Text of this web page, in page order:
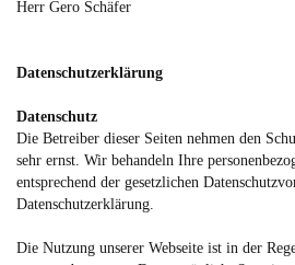
Herr Gero Schäfer
Datenschutzerklärung
Datenschutz
Die Betreiber dieser Seiten nehmen den
sehr ernst. Wir behandeln Ihre
entsprechend der gesetzlichen
Datenschutzerklärung.
Die Nutzung unserer Webseite ist in der